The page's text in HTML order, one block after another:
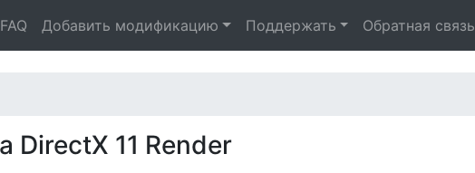
FAQ Добавить модификацию Поддержать Обратная связь
DirectX 11 Render